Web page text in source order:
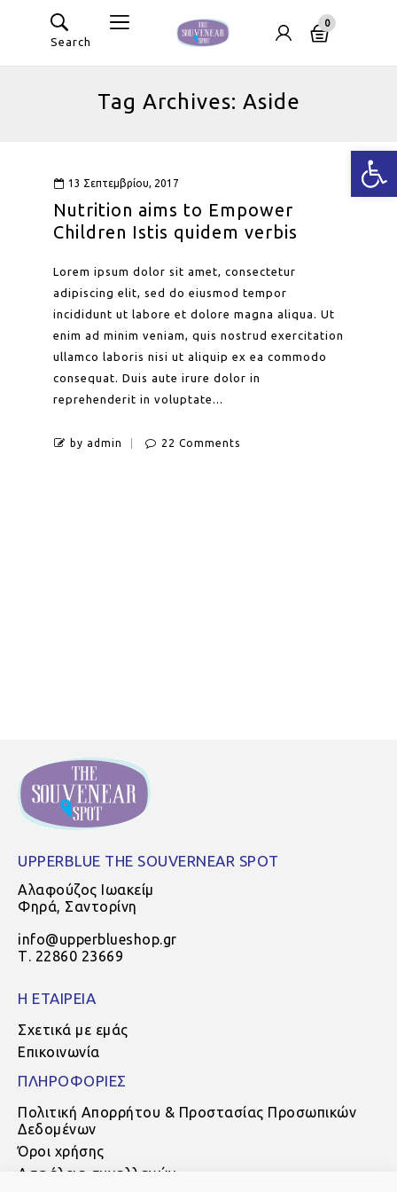
Search
0
Tag Archives: Aside
13 Σεπτεμβρίου, 2017
Nutrition aims to Empower
Children Istis quidem verbis
Lorem ipsum dolor sit amet, consectetur
adipiscing elit, sed do eiusmod tempor
incididunt ut labore et dolore magna aliqua. Ut
enim ad minim veniam, quis nostrud exercitation
ullamco laboris nisi ut aliquip ex ea commodo
consequat. Duis aute irure dolor in
reprehenderit in voluptate...
by admin 22 Comments
UPPERBLUE THE SOUVERNEAR SPOT
Αλαφούζος Ιωακείμ
Φηρά, Σαντορίνη
info@upperblueshop.gr
Τ. 22860 23669
Η ΕΤΑΙΡΕΙΑ
Σχετικά με εμάς
Επικοινωνία
ΠΛΗΡΟΦΟΡΙΕΣ
Πολιτική Απορρήτου & Προστασίας Προσωπικών
Δεδομένων
Όροι χρήσης
Ασφάλεια συναλλαγών